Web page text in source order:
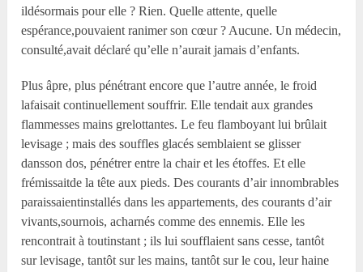
ildésormais pour elle ? Rien. Quelle attente, quelle
espérance,pouvaient ranimer son cœur ? Aucune. Un médecin,
consulté,avait déclaré qu’elle n’aurait jamais d’enfants.
Plus âpre, plus pénétrant encore que l’autre année, le froid
lafaisait continuellement souffrir. Elle tendait aux grandes
flammesses mains grelottantes. Le feu flamboyant lui brûlait
levisage ; mais des souffles glacés semblaient se glisser
dansson dos, pénétrer entre la chair et les étoffes. Et elle
frémissaitde la tête aux pieds. Des courants d’air innombrables
paraissaientinstallés dans les appartements, des courants d’air
vivants,sournois, acharnés comme des ennemis. Elle les
rencontrait à toutinstant ; ils lui soufflaient sans cesse, tantôt
sur levisage, tantôt sur les mains, tantôt sur le cou, leur haine